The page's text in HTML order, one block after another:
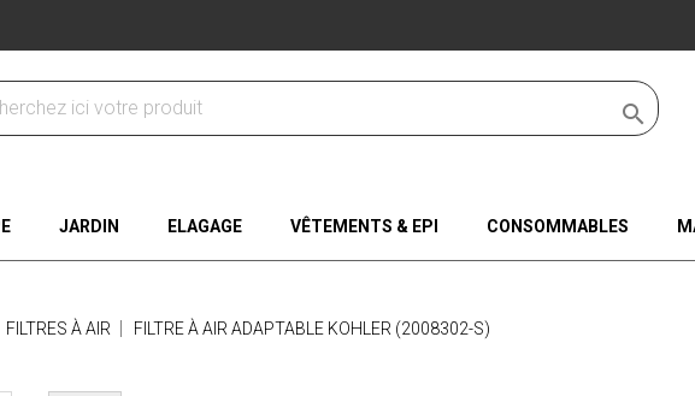

JARDIN ELAGAGE VÊTEMENTS & EPI CONSOMMABLES
FILTRES À AIR FILTRE À AIR ADAPTABLE KOHLER (2008302-S)